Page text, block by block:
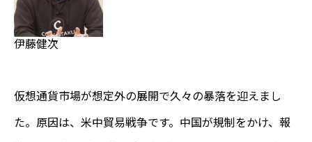
伊藤健次
仮想通貨市場が想定外の展開で久々の暴落を迎えまし
た。原因は、米中貿易戦争です。中国が規制をかけ、報